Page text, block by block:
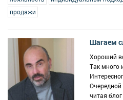
продажи
Шагаем
Хороший
Так много
Очередной
читая